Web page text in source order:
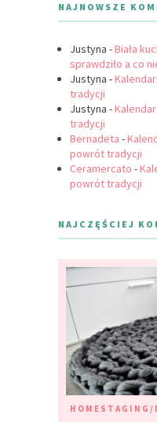
NAJNOWSZE
Justyna -Biała
sprawdziło a co
Justyna -
tradycji
Justyna -
tradycji
Bernadeta -
powrót tradycji
Ceramercato -
powrót tradycji
NAJCZĘŚCIEJ
HOMESTAGING/